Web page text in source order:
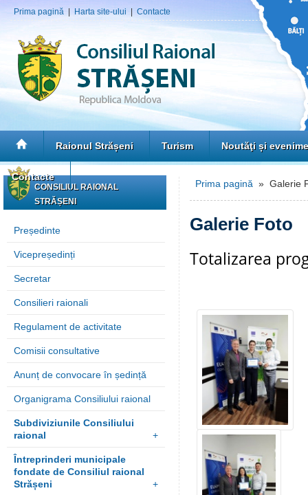
Prima pagină Harta site-ului Contacte
Raionul Strășeni Turism Noutăţi și
Contacte
CONSILIUL RAIONAL
STRĂȘENI
Președinte
Vicepreședinți
Secretar
Consilieri raionali
Regulament de activitate
Comisii consultative
Anunț de convocare în ședință
Organigrama Consiliului raional
Subdiviziunile Consiliului
raional
+
Întreprinderi municipale
fondate de Consiliul raional
Strășeni
+
Prima pagină » Galerie
Galerie Foto
Totalizarea